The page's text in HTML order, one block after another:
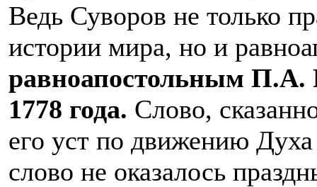
Ведь Суворов не только
истории мира, но и
равноапостольным П.А.
1778 года. Слово,
его уст по движению
слово не оказалось